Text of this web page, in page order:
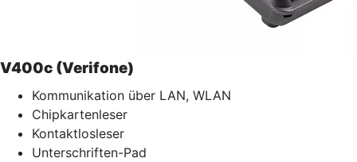
V400c (Verifone)
Kommunikation über LAN, WLAN
Chipkartenleser
Kontaktlosleser
Unterschriften-Pad